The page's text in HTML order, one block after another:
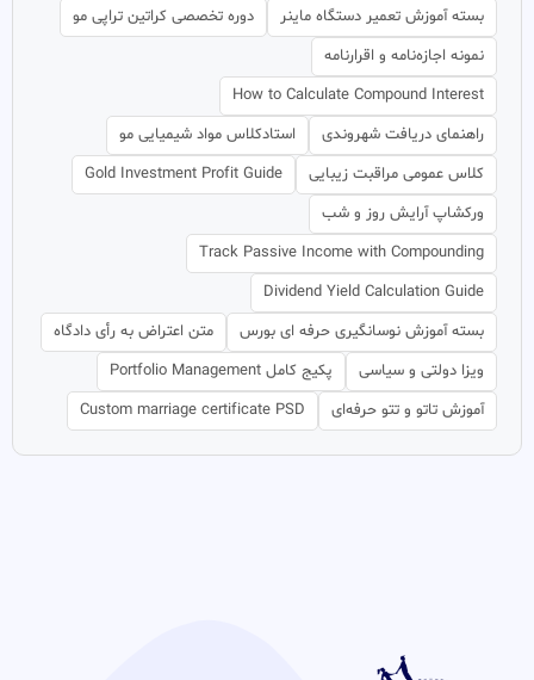
بسته آموزش تعمیر دستگاه ماینر
دوره تخصصی کراتین تراپی مو
نمونه اجازه‌نامه و اقرارنامه
How to Calculate Compound Interest
راهنمای دریافت شهروندی
استادکلاس مواد شیمیایی مو
کلاس عمومی مراقبت زیبایی
Gold Investment Profit Guide
ورکشاپ آرایش روز و شب
Track Passive Income with Compounding
Dividend Yield Calculation Guide
بسته آموزش نوسانگیری حرفه ای بورس
متن اعتراض به رأی دادگاه
ویزا دولتی و سیاسی
پکیج کامل Portfolio Management
آموزش تاتو و تتو حرفه‌ای
Custom marriage certificate PSD